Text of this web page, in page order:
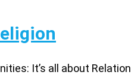
It’s all about